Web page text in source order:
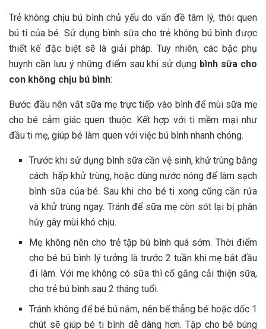
Trẻ không chịu bú bình chủ yếu do vấn đề tâm lý, thói quen
bú ti của bé. Sử dụng bình sữa cho trẻ không bú bình được
thiết kế đặc biệt sẽ là giải pháp. Tuy nhiên, các bậc phụ
huynh cần lưu ý những điểm sau khi sử dụng bình sữa cho
con không chịu bú bình:
Bước đầu nên vắt sữa mẹ trực tiếp vào bình để mùi sữa mẹ
cho bé cảm giác quen thuộc. Kết hợp với ti mềm mại như
đầu ti mẹ, giúp bé làm quen với việc bú bình nhanh chóng.
Trước khi sử dụng bình sữa cần vệ sinh, khử trùng bằng
cách: hấp khử trùng, hoặc dùng nước nóng để làm sạch
bình sữa của bé. Sau khi cho bé ti xong cũng cần rửa
và khử trùng ngay. Tránh để sữa mẹ còn sót lại bị phân
hủy gây mùi khó chịu.
Mẹ không nên cho trẻ tập bú bình quá sớm. Thời điểm
cho bé bú bình lý tưởng là trước 2 tuần khi mẹ bắt đầu
đi làm. Với mẹ không có sữa thì cố gắng cải thiện sữa,
cho trẻ bú bình sau 2 tháng tuổi.
Tránh không để bé bú nằm, nên bế thẳng bé hoặc dốc 1
chút sẽ giúp bé ti bình dễ dàng hơn. Tập cho bé búng